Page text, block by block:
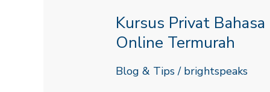
Kursus Privat
Online Termurah
Blog & Tips/ brightspeaks
Bahasa
Inggris
Karyawan